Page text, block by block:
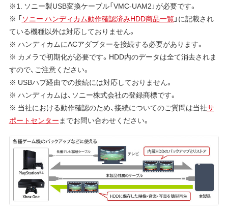
※1. ソニー製USB変換ケーブル「VMC-UAM2」が必要です。
※ 「ソニー ハンディカム動作確認済みHDD商品一覧」に記載され
ている機種以外は対応しておりません。
※ ハンディカムにACアダプターを接続する必要があります。
※ カメラで初期化が必要です。HDD内のデータは全て消去されま
すので、ご注意ください。
※ USBハブ経由での接続には対応しておりません。
※ ハンディカムは、ソニー株式会社の登録商標です。
※ 当社における動作確認のため、接続についてのご質問は当社サ
ポートセンターまでお問い合わせください。